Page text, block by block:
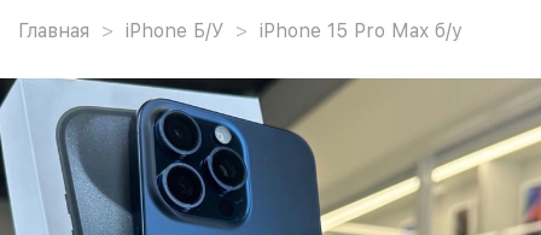
Главная iPhone Б/У iPhone 15 Pro Max б/у